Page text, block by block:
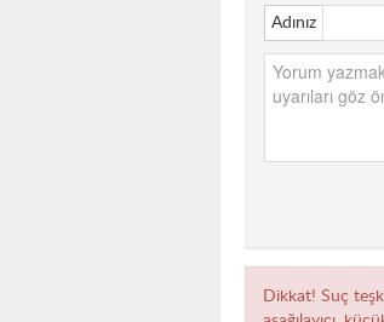
Adınız
Dikkat! Suç